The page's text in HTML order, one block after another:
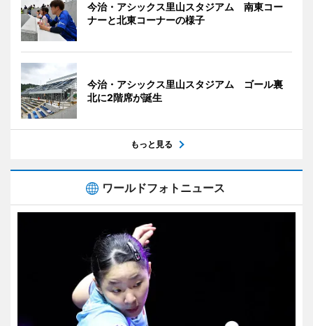
今治・アシックス里山スタジアム 南東コー
ナーと北東コーナーの様子
今治・アシックス里山スタジアム ゴール裏
北に2階席が誕生
もっと見る
ワールドフォトニュース